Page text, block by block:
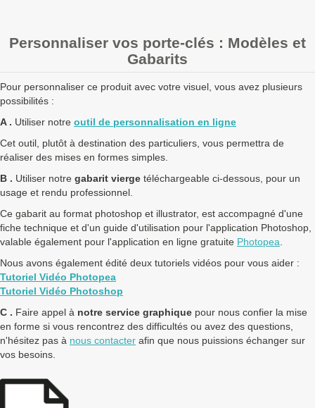
Les clients Français paient le prix TTC (TVA 20%).
Les clients dans l’Union Européennepossédant un numéro de
Les clients en dehors de l’Union européenne paient le prix HT.
Personnaliser vos porte-clés : Modèles et
Gabarits
Pour personnaliser ce produit avec votre visuel, vous avez plusieurs
possibilités :
A . Utiliser notre outil de personnalisation en ligne
Cet outil, plutôt à destination des particuliers, vous permettra de
réaliser des mises en formes simples.
B . Utiliser notre gabarit vierge téléchargeable ci-dessous, pour un
usage et rendu professionnel.
Ce gabarit au format photoshop et illustrator, est accompagné d'une
fiche technique et d'un guide d'utilisation pour l'application Photoshop,
valable également pour l'application en ligne gratuite Photopea
Nous avons également édité deux tutoriels vidéos pour vous aider :
Tutoriel Vidéo Photopea
Tutoriel Vidéo Photoshop
C . Faire appel à notre service graphique pour nous confier la mise
en forme si vous rencontrez des difficultés ou avez des questions,
n'hésitez pas à nous contacter afin que nous puissions échanger sur
vos besoins.